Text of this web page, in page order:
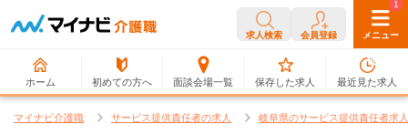
求人検索 会員登録 メニュー
ホーム 初めての方へ 面談会場一覧
0
保存した求人
1
最近見た求人
マイナビ介護職 サービス提供責任者の求人 岐阜県のサービス提供責任者求人